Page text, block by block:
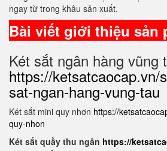
ngay từ trong khâu sản xuất.
Bài viết giới thiệu sản
Két sắt ngân hàng vũng
https://ketsatcaocap.vn/
sat-ngan-hang-vung-tau
Két sắt mini quy nhơn https://
quy-nhon
Két sắt quầy thu ngân https://